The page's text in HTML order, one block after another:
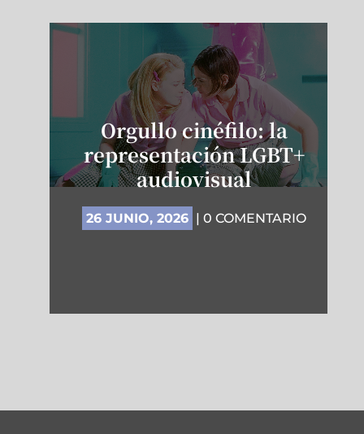
Orgullo cinéfilo: la
representación LGBT+
audiovisual
26 JUNIO, 2026 | 0 COMENTARIO